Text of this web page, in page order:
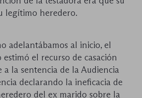
legítimo heredero.
adelantábamos al inicio, el
el recurso de casación
la sentencia de la Audiencia
declarando la ineficacia de
del ex marido sobre la